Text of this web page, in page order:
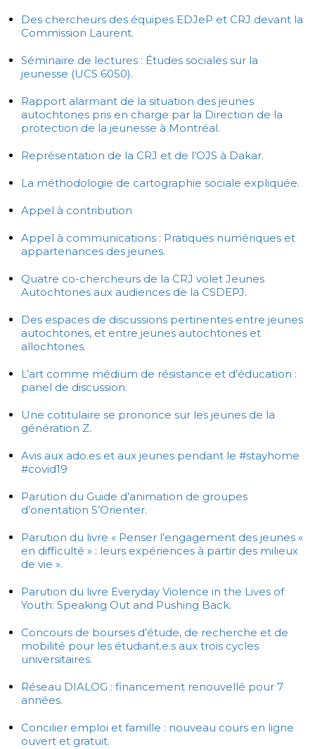
Des chercheurs des équipes EDJeP et CRJ devant la
Commission Laurent.
Séminaire de lectures : Études sociales sur la
jeunesse (UCS 6050).
Rapport alarmant de la situation des jeunes
autochtones pris en charge par la Direction de la
protection de la jeunesse à Montréal.
Représentation de la CRJ et de l’OJS à Dakar.
La méthodologie de cartographie sociale expliquée.
Appel à contribution
Appel à communications : Pratiques numériques et
appartenances des jeunes.
Quatre co-chercheurs de la CRJ volet Jeunes
Autochtones aux audiences de la CSDEPJ.
Des espaces de discussions pertinentes entre jeunes
autochtones, et entre jeunes autochtones et
allochtones.
L’art comme médium de résistance et d’éducation :
panel de discussion.
Une cotitulaire se prononce sur les jeunes de la
génération Z.
Avis aux ado.es et aux jeunes pendant le #stayhome
#covid19
Parution du Guide d’animation de groupes
d’orientation S’Orienter.
Parution du livre « Penser l’engagement des jeunes «
en difficulté » : leurs expériences à partir des milieux
de vie ».
Parution du livre Everyday Violence in the Lives of
Youth: Speaking Out and Pushing Back.
Concours de bourses d’étude, de recherche et de
mobilité pour les étudiant.e.s aux trois cycles
universitaires.
Réseau DIALOG : financement renouvellé pour 7
années.
Concilier emploi et famille : nouveau cours en ligne
ouvert et gratuit.